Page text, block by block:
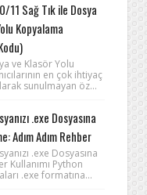
11 Sağ Tık ile Dosya
Kopyalama
ve Klasör Yolu
en çok ihtiyaç
sunulmayan öz...
.exe Dosyasına
Adım Adım Rehber
.exe Dosyasına
Kullanımı Python
.exe formatına...